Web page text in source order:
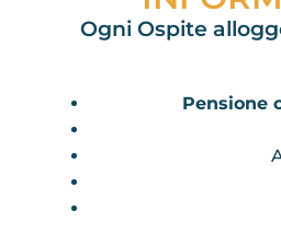
Ogni Ospite
Pensione